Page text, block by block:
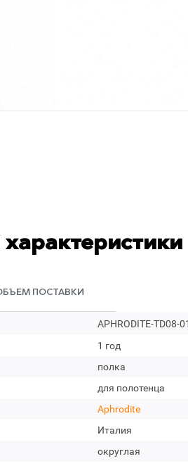
ПОСТАВКИ
APHRODITE-TD08-01
1 год
полка
для полотенца
Aphrodite
Италия
округлая